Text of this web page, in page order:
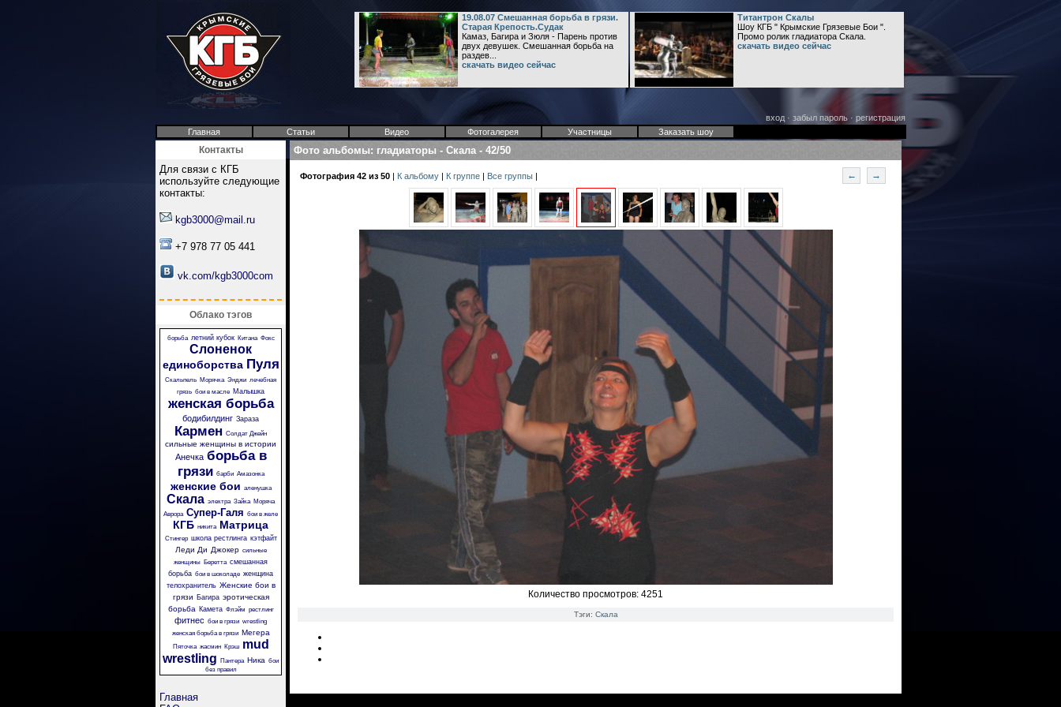
19.08.07 Смешанная борьба в грязи.
Старая Крепость.Судак
Камаз, Багира и Зюля - Парень против
двух девушек. Смешанная борьба на
раздев...
скачать видео сейчас
Титантрон Скалы
Шоу КГБ " Крымские Грязевые Бои ".
Промо ролик гладиатора Скала.
скачать видео сейчас
вход· забыл пароль· регистрация
Главная
Статьи Видео Фотогалерея Участницы Заказать шоу
Контакты
Для связи с КГБ
используйте следующие
контакты:
kgb3000@mail.ru
+7 978 77 05 441
vk.com/kgb3000com
Облако тэгов
борьба летний кубок Китана Фокс
Слоненок
единоборства Пуля
Скальпель Морячка Энджи лечебная
грязь бои в масле Малышка
женская борьба
бодибилдинг Зараза
Кармен Солдат Джейн
сильные женщины в истории
Анечка борьба в
грязи барби Амазонка
женские бои аленушка
Скала электра Зайка Моряча
Аврора Супер-Галя бои в желе
КГБ никита Матрица
Стингер школа рестлинга кэтфайт
Леди Ди Джокер сильные
женщины Беретта смешанная
борьба бои в шоколаде женщина
телохранитель Женские бои в
грязи Багира эротическая
борьба Камета Флэйм рестлинг
фитнес бои в грязи wrestling
женская борьба в грязи Мегера
Пяточка жасмин Крэш
mud
wrestling
Пантера Ника бои
без правил
Главная
Фото альбомы: гладиаторы - Скала- 42/50
Фотография 42 из 50 | К альбому | К группе | Все группы | ← →
Количество просмотров: 4251
Тэги: Скала